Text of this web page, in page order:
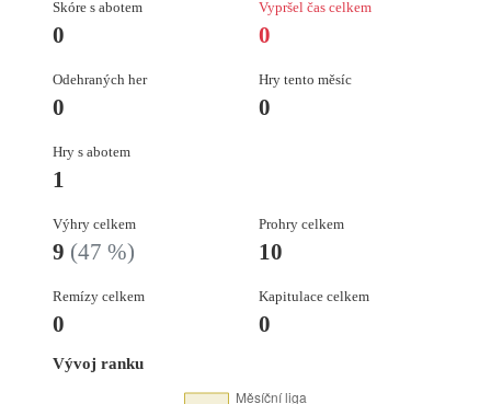
Skóre s abotem
0
Vypršel čas celkem
0
Odehraných her
0
Hry tento měsíc
0
Hry s abotem
1
Výhry celkem
9 (47 %)
Prohry celkem
10
Remízy celkem
0
Kapitulace celkem
0
Vývoj ranku